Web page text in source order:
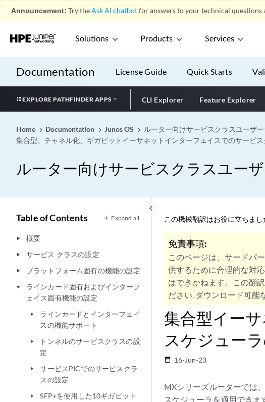
Announcement: Try theAsk AI chatbotfor answers to your technical
Solutions Products Services
Documentation License Guide Quick Starts
EXPLORE PATHFINDER APPS CLI Explorer Feature Explorer
Home Documentation Junos OS ルーター向けサービスクラスユーザ
集合型、チャネル化、ギガビットイーサネットインターフェイスでのサービ
ルーター向けサービスクラスユー
keyboard_arrow_left
Table of Contents Expand all
play_arrow 概要
play_arrow サービス クラスの設定
play_arrow プラットフォーム固有の機能の設定
play_arrow
ラインカード固有およびインターフ
ェイス固有機能の設定
play_arrow
ラインカードとインターフェイ
スの機能サポート
play_arrow
トンネルのサービスクラスの設
定
play_arrow
サービスPICでのサービスクラ
スの設定
play_arrow
SFP+を使用した10ギガビット
この機械翻訳はお役に立ちま
免責事項:
このページは、サードパ
供するために合理的な対
はできかねます。この翻
ださい. ダウンロード可能
集合型イー
スケジュー
date_range 16-Jun-23
MXシリーズルーターでは
スケジューラを適用でき